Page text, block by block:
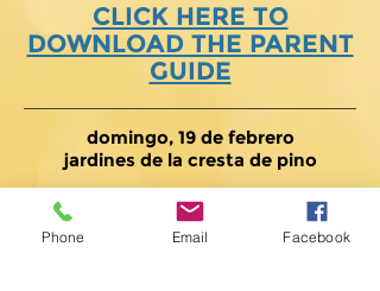
CLICK HERE TO
DOWNLOAD THE PARENT
GUIDE
domingo, 19 de febrero
jardines de la cresta de pino
Phone Email Facebook